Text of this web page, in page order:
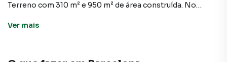
Terreno com 310 m² e 950 m² de área construída. No
1° andar com salão, mezanino, 2 banheiros e 1 escritório.
Ver mais